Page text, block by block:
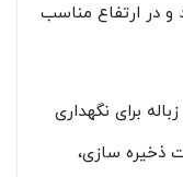
در ارتفاع مناسب
برای نگهداری
مواد غذایی برای ۲۴ ساعت ذخیره سازی،